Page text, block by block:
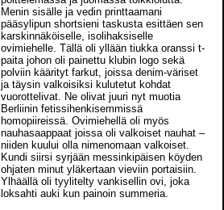
Menin sisälle ja vedin printtaamani
pääsylipun shortsieni taskusta esittäen sen
karskinnäköiselle, isolihaksiselle
ovimiehelle. Tällä oli yllään tiukka oranssi t-
paita johon oli painettu klubin logo sekä
polviin käärityt farkut, joissa denim-väriset
ja täysin valkoisiksi kulutetut kohdat
vuorottelivat. Ne olivat juuri nyt muotia
Berliinin fetissihenkisemmissä
homopiireissä. Ovimiehellä oli myös
nauhasaappaat joissa oli valkoiset nauhat –
niiden kuului olla nimenomaan valkoiset.
Kundi siirsi syrjään messinkipäisen köyden
ohjaten minut yläkertaan vieviin portaisiin.
Ylhäällä oli tyylitelty vankisellin ovi, joka
loksahti auki kun painoin summeria.